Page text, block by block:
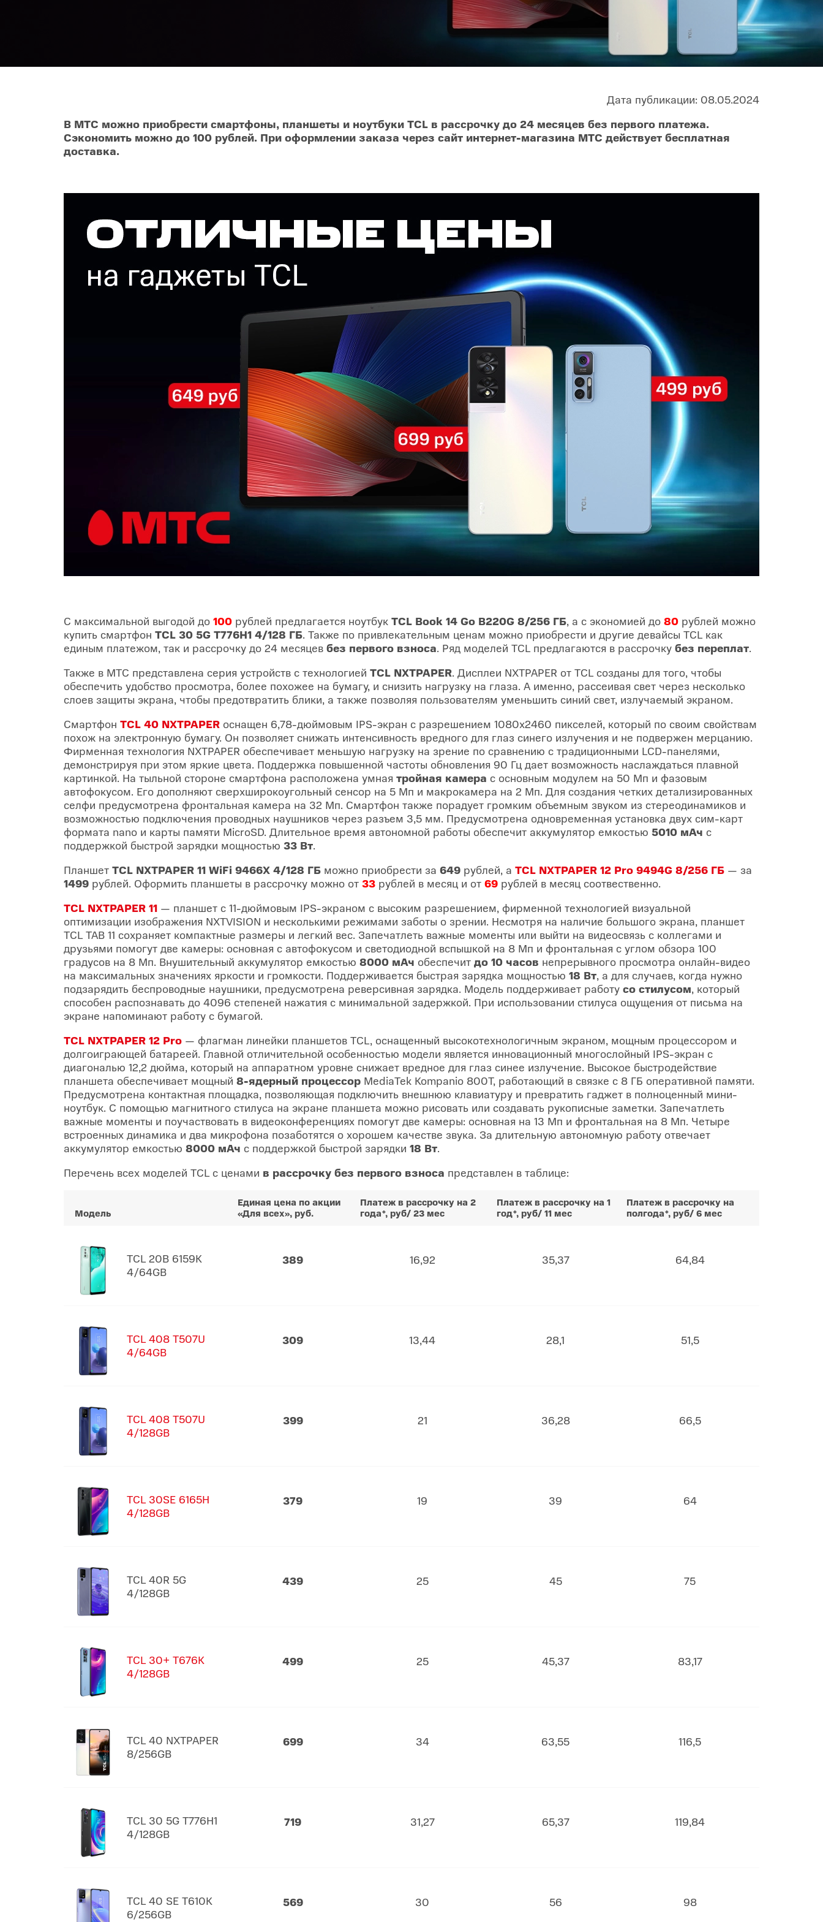
POCO M
realme 14
TCL 60
vivo
vivo V
Infinix
Infinix GT
Infinix Note
Camon
Blackview
Интернет для дома
Купить SIM
Популярное
Дата публикации: 08.05.2024
В МТС можно приобрести смартфоны, планшеты и ноутбуки TCL в рассрочку до 24 месяцев без первого платежа.
Сэкономить можно до 100 рублей. При оформлении заказа через сайт интернет-магазина МТС действует бесплатная
доставка.
С максимальной выгодой до 100 рублей предлагается ноутбук TCL Book 14 Go B220G 8/256 ГБ, а с экономией до 80 рублей можно
купить смартфон TCL 30 5G T776H1 4/128 ГБ. Также по привлекательным ценам можно приобрести и другие девайсы TCL как
единым платежом, так и рассрочку до 24 месяцев без первого взноса. Ряд моделей TCL предлагаются в рассрочку без переплат.
Также в МТС представлена серия устройств с технологией TCL NXTPAPER. Дисплеи NXTPAPER от TCL созданы для того, чтобы
обеспечить удобство просмотра, более похожее на бумагу, и снизить нагрузку на глаза. А именно, рассеивая свет через несколько
слоев защиты экрана, чтобы предотвратить блики, а также позволяя пользователям уменьшить синий свет, излучаемый экраном.
Смартфон TCL 40 NXTPAPER оснащен 6,78-дюймовым IPS-экран с разрешением 1080х2460 пикселей, который по своим свойствам
похож на электронную бумагу. Он позволяет снижать интенсивность вредного для глаз синего излучения и не подвержен мерцанию.
Фирменная технология NXTPAPER обеспечивает меньшую нагрузку на зрение по сравнению с традиционными LCD-панелями,
демонстрируя при этом яркие цвета. Поддержка повышенной частоты обновления 90 Гц дает возможность наслаждаться плавной
картинкой. На тыльной стороне смартфона расположена умная тройная камера с основным модулем на 50 Мп и фазовым
автофокусом. Его дополняют сверхширокоугольный сенсор на 5 Мп и макрокамера на 2 Мп. Для создания четких детализированных
селфи предусмотрена фронтальная камера на 32 Мп. Смартфон также порадует громким объемным звуком из стереодинамиков и
возможностью подключения проводных наушников через разъем 3,5 мм. Предусмотрена одновременная установка двух сим-карт
формата nano и карты памяти MicroSD. Длительное время автономной работы обеспечит аккумулятор емкостью 5010 мАч с
поддержкой быстрой зарядки мощностью 33 Вт.
Планшет TCL NXTPAPER 11 WiFi 9466X 4/128 ГБ можно приобрести за 649 рублей, а TCL NXTPAPER 12 Pro 9494G 8/256 ГБ — за
1499 рублей. Оформить планшеты в рассрочку можно от 33 рублей в месяц и от 69 рублей в месяц соотвественно.
TCL NXTPAPER 11 — планшет с 11-дюймовым IPS-экраном с высоким разрешением, фирменной технологией визуальной
оптимизации изображения NXTVISION и несколькими режимами заботы о зрении. Несмотря на наличие большого экрана, планшет
TCL TAB 11 сохраняет компактные размеры и легкий вес. Запечатлеть важные моменты или выйти на видеосвязь с коллегами и
друзьями помогут две камеры: основная с автофокусом и светодиодной вспышкой на 8 Мп и фронтальная с углом обзора 100
градусов на 8 Мп. Внушительный аккумулятор емкостью 8000 мАч обеспечит до 10 часов непрерывного просмотра онлайн-видео
на максимальных значениях яркости и громкости. Поддерживается быстрая зарядка мощностью 18 Вт, а для случаев, когда нужно
подзарядить беспроводные наушники, предусмотрена реверсивная зарядка. Модель поддерживает работу со стилусом, который
способен распознавать до 4096 степеней нажатия с минимальной задержкой. При использовании стилуса ощущения от письма на
экране напоминают работу с бумагой.
TCL NXTPAPER 12 Pro — флагман линейки планшетов TCL, оснащенный высокотехнологичным экраном, мощным процессором и
долгоиграющей батареей. Главной отличительной особенностью модели является инновационный многослойный IPS-экран с
диагональю 12,2 дюйма, который на аппаратном уровне снижает вредное для глаз синее излучение. Высокое быстродействие
планшета обеспечивает мощный 8-ядерный процессор MediaTek Kompanio 800T, работающий в связке с 8 ГБ оперативной памяти.
Предусмотрена контактная площадка, позволяющая подключить внешнюю клавиатуру и превратить гаджет в полноценный мини-
ноутбук. С помощью магнитного стилуса на экране планшета можно рисовать или создавать рукописные заметки. Запечатлеть
важные моменты и поучаствовать в видеоконференциях помогут две камеры: основная на 13 Мп и фронтальная на 8 Мп. Четыре
встроенных динамика и два микрофона позаботятся о хорошем качестве звука. За длительную автономную работу отвечает
аккумулятор емкостью 8000 мАч с поддержкой быстрой зарядки 18 Вт.
Перечень всех моделей TCL с ценами в рассрочку без первого взноса представлен в таблице:
Модель
Единая цена по акции
«Для всех», руб.
Платеж в рассрочку на 2
года*, руб/ 23 мес
Платеж в рассрочку на 1
год*, руб/ 11 мес
Платеж в рассрочку на
полгода*, руб/ 6 мес
TCL 20B 6159K
4/64GB
389 16,92 35,37 64,84
TCL 408 T507U
4/64GB
309 13,44 28,1 51,5
TCL 408 T507U
4/128GB
399 21 36,28 66,5
TCL 30SE 6165H
4/128GB
379 19 39 64
TCL 40R 5G
4/128GB
439 25 45 75
TCL 30+ T676K
4/128GB
499 25 45,37 83,17
TCL 40 NXTPAPER
8/256GB
699 34 63,55 116,5
TCL 30 5G T776H1
4/128GB
719 31,27 65,37 119,84
TCL 40 SE T610K
6/256GB
569 30 56 98